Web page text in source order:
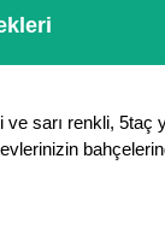
sarı renkli, 5taç